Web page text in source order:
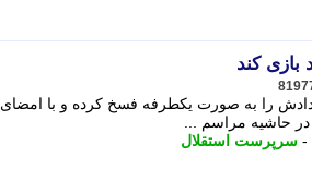
بازی کند
را به صورت یکطرفه فسخ کرده و با امضای
حاشیه مراسم ...
- سرپرست استقلال